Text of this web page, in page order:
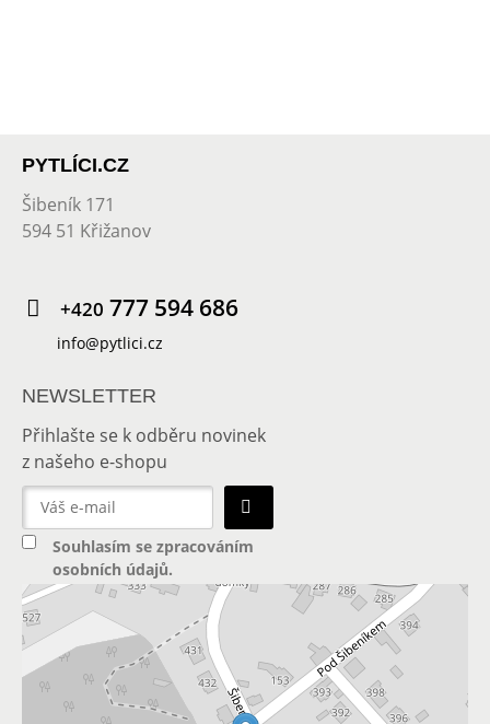
PYTLÍCI.CZ
Šibeník 171
594 51 Křižanov
+420 777 594 686
info@pytlici.cz
NEWSLETTER
Přihlašte se k odběru novinek
z našeho e-shopu
Souhlasím se zpracováním
osobních údajů.